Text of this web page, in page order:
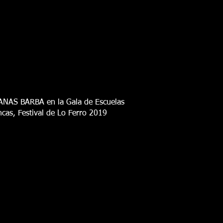
BARBA en la Gala de Escuelas
Festival de Lo Ferro 2019